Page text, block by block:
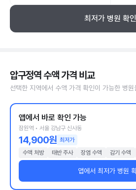
최저가 병원 확인
압구정역 수액 가격 비교
선택한 지역에서 수액 가격 확인이 가능한 병
앱에서 바로 확인 가능
잠원역 • 서울 강남구 신사동
14,900원 최저가
수액 처방
태반 주사 장염 수액 감기 수액
앱에서 최저가 병원